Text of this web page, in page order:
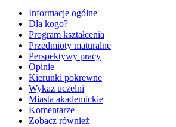
Informacje ogólne
Dla kogo?
Program kształcenia
Przedmioty maturalne
Perspektywy pracy
Opinie
Kierunki pokrewne
Wykaz uczelni
Miasta akademickie
Komentarze
Zobacz również